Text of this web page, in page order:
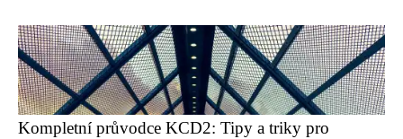
Kompletní průvodce KCD2: Tipy a triky pro